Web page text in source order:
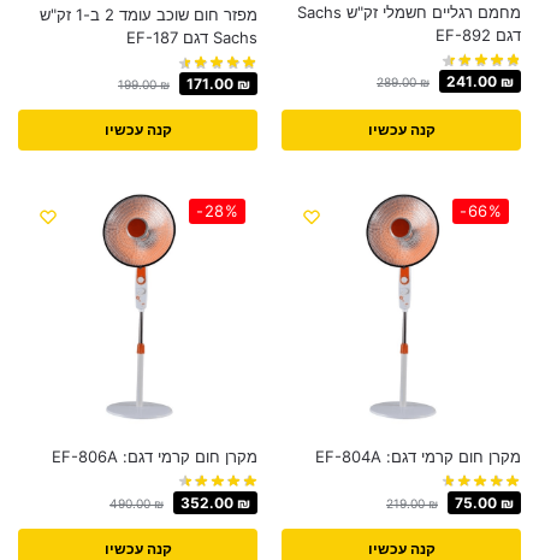
מחמם רגליים חשמלי זק"ש Sachs
דגם EF-892
289.00₪ 241.00 ₪
קנה עכשיו
מפזר חום שוכב עומד 2 ב-1 זק"ש
Sachs דגם EF-187
199.00₪ 171.00 ₪
קנה עכשיו
-66%
מקרן חום קרמי דגם: EF-804A
219.00₪ 75.00 ₪
קנה עכשיו
-28%
מקרן חום קרמי דגם: EF-806A
490.00₪ 352.00 ₪
קנה עכשיו